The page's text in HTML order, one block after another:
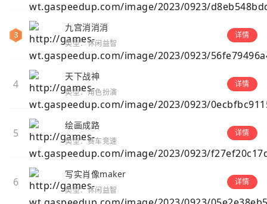
九宫消消消
类型：休闲益智
详情
4
天下战神
类型：角色扮演
详情
5
绘画成路
类型：赛车竞速
详情
6
写实肖像maker
类型：休闲益智
详情